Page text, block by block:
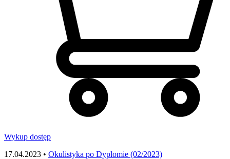
Wykup dostęp
17.04.2023 • Okulistyka po Dyplomie (02/2023)